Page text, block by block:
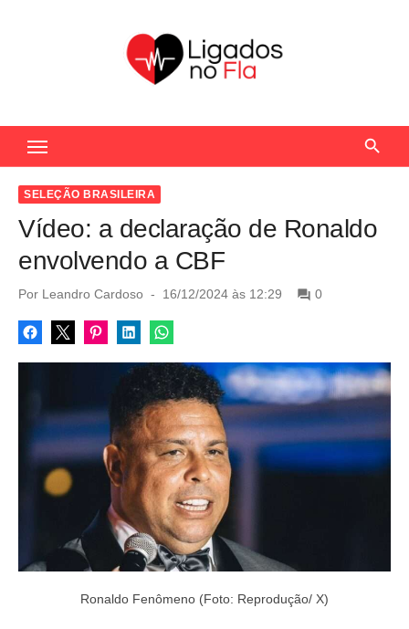
c
SELEÇÃO BRASILEIRA
Vídeo: a declaração de Ronaldo
envolvendo a CBF
Por Leandro Cardoso
P
s
t
d
o
n
16/12/2024 às 12:29 0
Ronaldo Fenômeno (Foto: Reprodução/ X)